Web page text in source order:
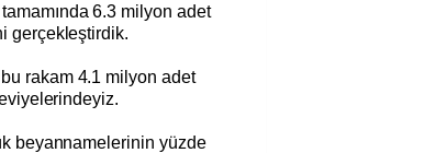
6.3 milyon adet
gerçekleştirdik.
rakam 4.1 milyon adet
beyannamelerinin yüzde